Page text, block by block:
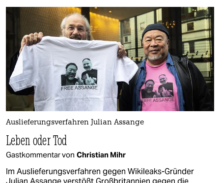
Auslieferungsverfahren Julian Assange
Leben oder Tod
Gastkommentar von Christian Mihr
Im Auslieferungsverfahren gegen Wikileaks-Gründer